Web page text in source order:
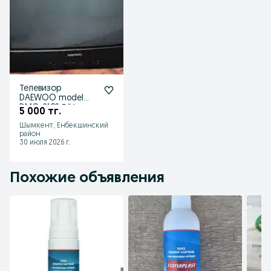
Телевизор
DAEWOO model
5 000 тг.
Шымкент, Енбекшинский
район
30 июля 2026 г.
Похожие объявления